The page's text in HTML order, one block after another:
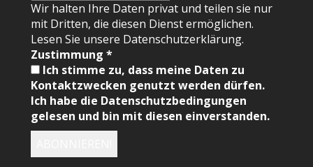
Wir halten Ihre Daten privat und teilen sie nur
mit Dritten, die diesen Dienst ermöglichen.
Lesen Sie unsere Datenschutzerklärung.
Zustimmung*
Ich stimme zu, dass meine Daten zu
Kontaktzwecken genutzt werden dürfen.
Ich habe die Datenschutzbedingungen
gelesen und bin mit diesen einverstanden.